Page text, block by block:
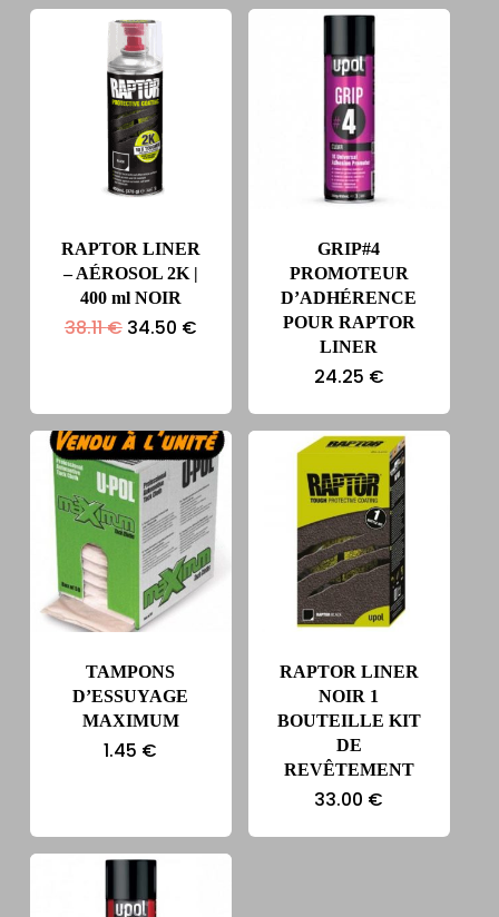
RAPTOR LINER
– AÉROSOL 2K |
400 ml NOIR
38.11€ Le
34.50 €Le
GRIP#4
PROMOTEUR
D’ADHÉRENCE
POUR RAPTOR
LINER
24.25 €
TAMPONS
D’ESSUYAGE
MAXIMUM
1.45 €
RAPTOR LINER
NOIR 1
BOUTEILLE KIT
DE
REVÊTEMENT
33.00 €